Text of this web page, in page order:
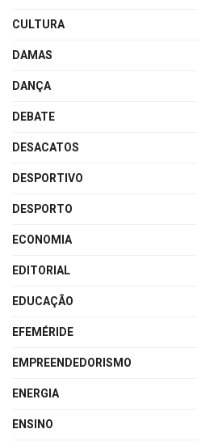
CULTURA
DAMAS
DANÇA
DEBATE
DESACATOS
DESPORTIVO
DESPORTO
ECONOMIA
EDITORIAL
EDUCAÇÃO
EFEMÉRIDE
EMPREENDEDORISMO
ENERGIA
ENSINO